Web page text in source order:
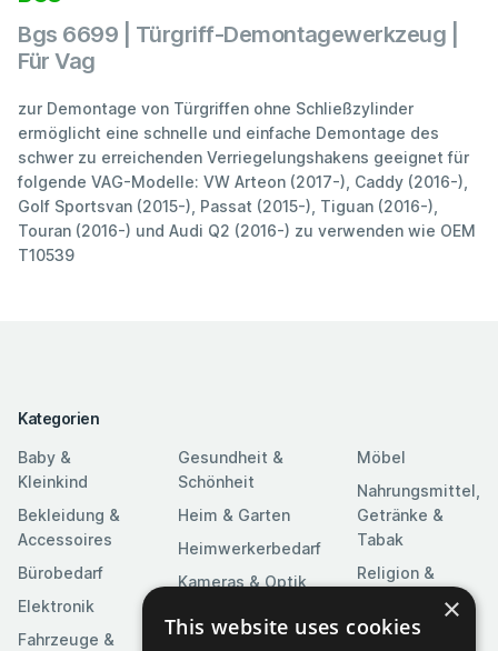
Bgs 6699 | Türgriff-Demontagewerkzeug |
Für Vag
zur Demontage von Türgriffen ohne Schließzylinder
ermöglicht eine schnelle und einfache Demontage des
schwer zu erreichenden Verriegelungshakens geeignet für
folgende VAG-Modelle: VW Arteon (2017-), Caddy (2016-),
Golf Sportsvan (2015-), Passat (2015-), Tiguan (2016-),
Touran (2016-) und Audi Q2 (2016-) zu verwenden wie OEM
T10539
Kategorien
Baby &
Kleinkind
Bekleidung &
Accessoires
Bürobedarf
Elektronik
Fahrzeuge &
Gesundheit &
Schönheit
Heim & Garten
Heimwerkerbedarf
Kameras & Optik
Kunst &
Unterhaltung
Möbel
Nahrungsmittel,
Getränke &
Tabak
Religion &
Feierlichkeiten
Software
×
This website uses cookies